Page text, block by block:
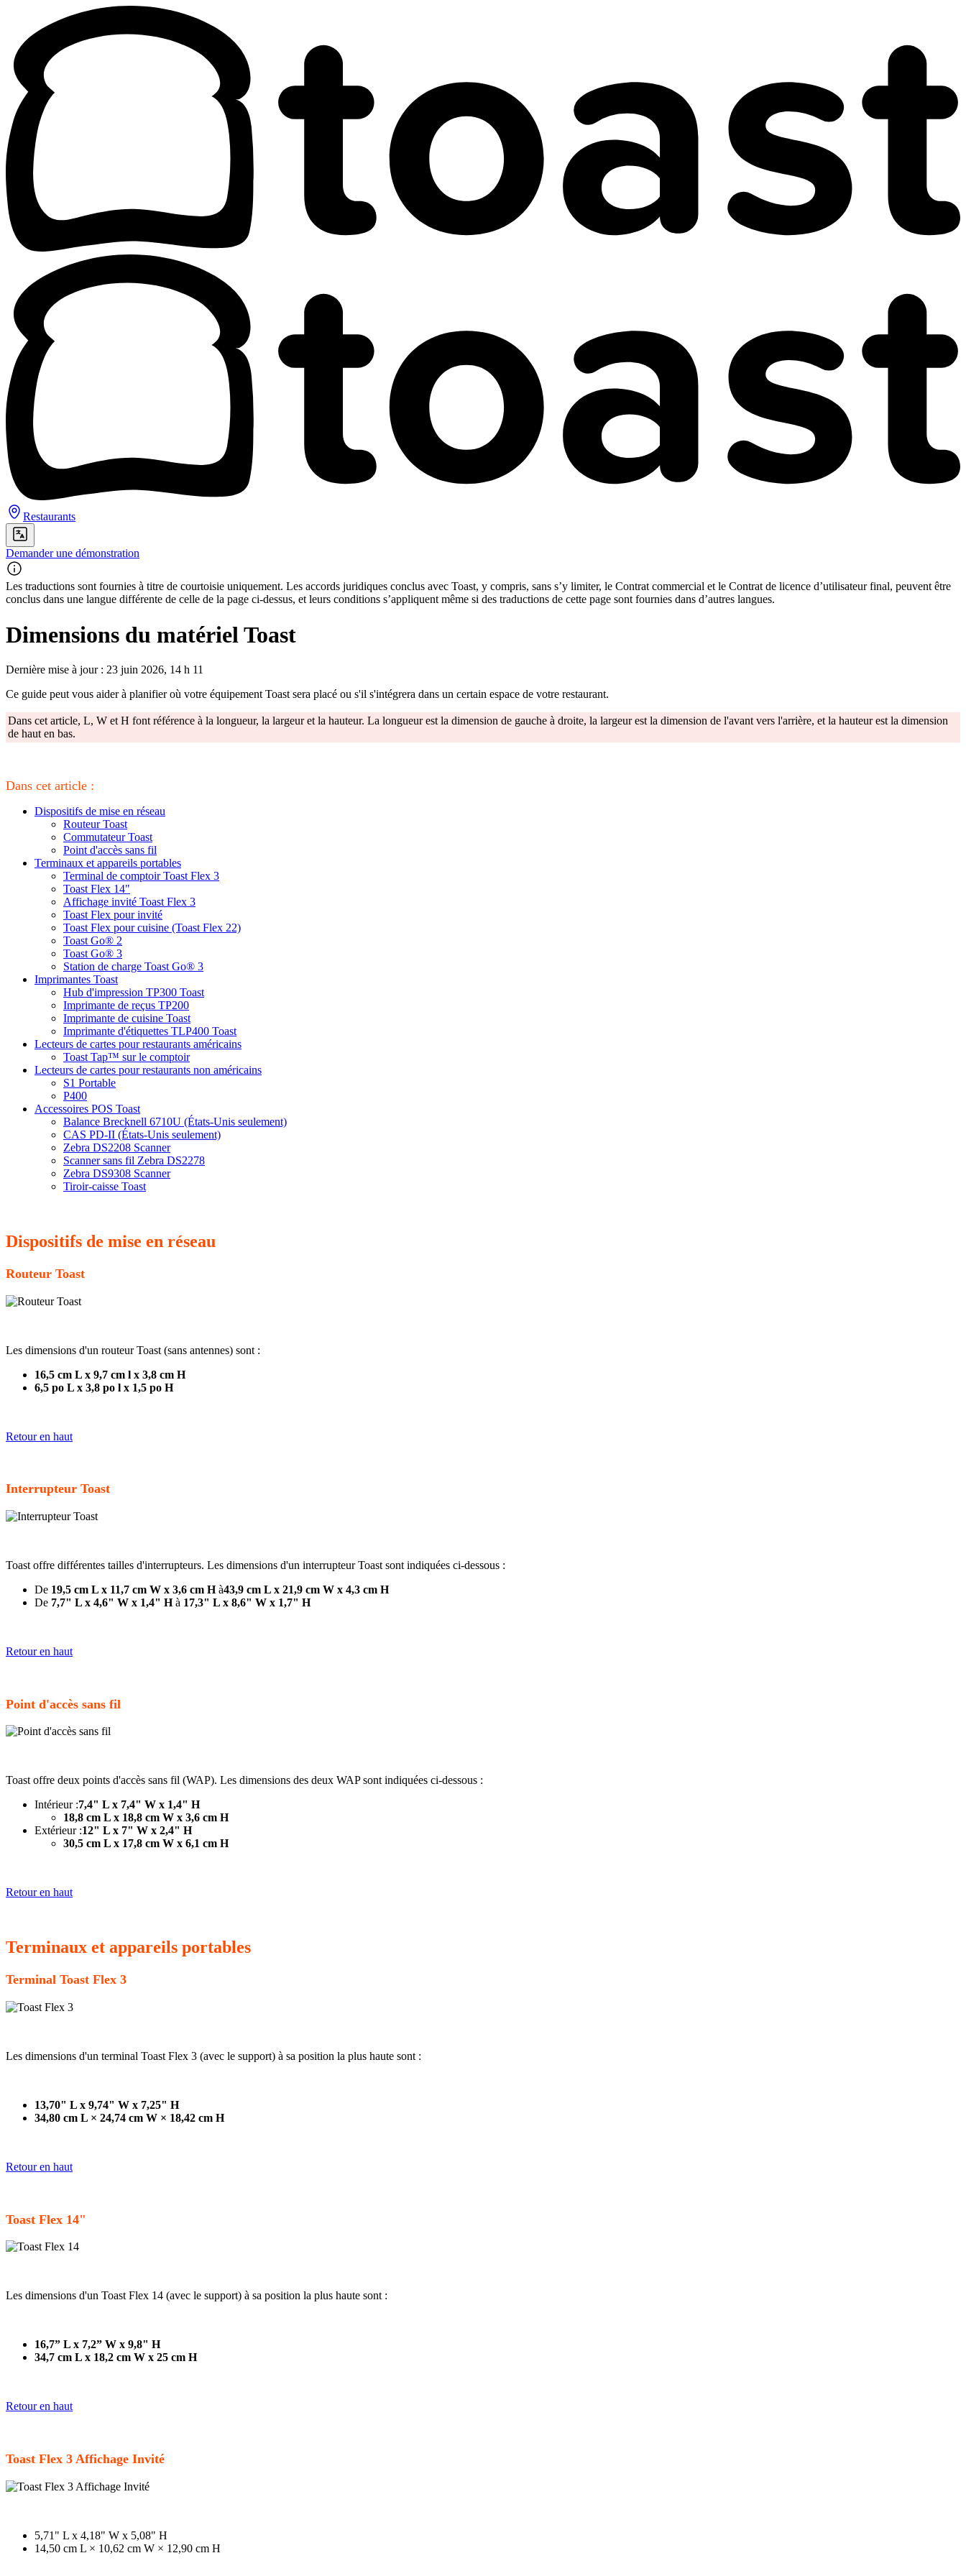
Restaurants
Demander une démonstration
Les traductions sont fournies à titre de courtoisie uniquement. Les accords juridiques conclus avec Toast, y compris, sans s’y limiter, le Contrat commercial et le Contrat de licence d’utilisateur final, peuvent être
conclus dans une langue différente de celle de la page ci-dessus, et leurs conditions s’appliquent même si des traductions de cette page sont fournies dans d’autres langues.
Dimensions du matériel Toast
Dernière mise à jour : 23 juin 2026, 14 h 11
Ce guide peut vous aider à planifier où votre équipement Toast sera placé ou s'il s'intégrera dans un certain espace de votre restaurant.
Dans cet article, L, W et H font référence à la longueur, la largeur et la hauteur. La longueur est la dimension de gauche à droite, la largeur est la dimension de l'avant vers l'arrière, et la hauteur est la dimension
de haut en bas.
Dans cet article :
Dispositifs de mise en réseau
Routeur Toast
Commutateur Toast
Point d'accès sans fil
Terminaux et appareils portables
Terminal de comptoir Toast Flex 3
Toast Flex 14"
Affichage invité Toast Flex 3
Toast Flex pour invité
Toast Flex pour cuisine (Toast Flex 22)
Toast Go® 2
Toast Go® 3
Station de charge Toast Go® 3
Imprimantes Toast
Hub d'impression TP300 Toast
Imprimante de reçus TP200
Imprimante de cuisine Toast
Imprimante d'étiquettes TLP400 Toast
Lecteurs de cartes pour restaurants américains
Toast Tap™ sur le comptoir
Lecteurs de cartes pour restaurants non américains
S1 Portable
P400
Accessoires POS Toast
Balance Brecknell 6710U (États-Unis seulement)
CAS PD-II (États-Unis seulement)
Zebra DS2208 Scanner
Scanner sans fil Zebra DS2278
Zebra DS9308 Scanner
Tiroir-caisse Toast
Dispositifs de mise en réseau
Routeur Toast
Les dimensions d'un routeur Toast (sans antennes) sont :
16,5 cm L x 9,7 cm l x 3,8 cm H
6,5 po L x 3,8 po l x 1,5 po H
Retour en haut
Interrupteur Toast
Toast offre différentes tailles d'interrupteurs. Les dimensions d'un interrupteur Toast sont indiquées ci-dessous :
De 19,5 cm L x 11,7 cm W x 3,6 cm Hà43,9 cm L x 21,9 cm W x 4,3 cm H
De 7,7" L x 4,6" W x 1,4" Hà 17,3" L x 8,6" W x 1,7" H
Retour en haut
Point d'accès sans fil
Toast offre deux points d'accès sans fil (WAP). Les dimensions des deux WAP sont indiquées ci-dessous :
Intérieur :7,4" L x 7,4" W x 1,4" H
18,8 cm L x 18,8 cm W x 3,6 cm H
Extérieur :12" L x 7" W x 2,4" H
30,5 cm L x 17,8 cm W x 6,1 cm H
Retour en haut
Terminaux et appareils portables
Terminal Toast Flex 3
Les dimensions d'un terminal Toast Flex 3 (avec le support) à sa position la plus haute sont :
13,70" L x 9,74" W x 7,25" H
34,80 cm L × 24,74 cm W × 18,42 cm H
Retour en haut
Toast Flex 14"
Les dimensions d'un Toast Flex 14 (avec le support) à sa position la plus haute sont :
16,7” L x 7,2” W x 9,8" H
34,7 cm L x 18,2 cm W x 25 cm H
Retour en haut
Toast Flex 3 Affichage Invité
5,71" L x 4,18" W x 5,08" H
14,50 cm L × 10,62 cm W × 12,90 cm H